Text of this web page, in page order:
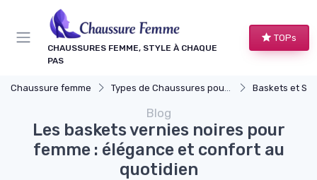
CHAUSSURES FEMME, STYLE À CHAQUE
PAS
TOPs
Chaussure femme Types de Chaussures pour Femmes Baskets et
Blog
Les baskets vernies noires pour
femme : élégance et confort au
quotidien
Panneau de gestion des cookies